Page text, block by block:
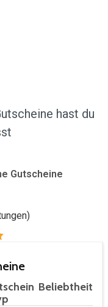
hast du
Gutscheine
Beliebtheit